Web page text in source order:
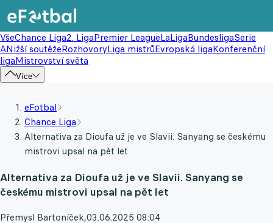
VšeChance Liga2. LigaPremier LeagueLaLigaBundesligaSerie
ANižší soutěžeRozhovoryLiga mistrůEvropská ligaKonferenční
ligaMistrovství světa
Více
eFotbal
Chance Liga
Alternativa za Dioufa už je ve Slavii. Sanyang se českému
mistrovi upsal na pět let
Alternativa za Dioufa už je ve Slavii. Sanyang se
českému mistrovi upsal na pět let
Přemysl Bartoníček,03.06.2025 08:04